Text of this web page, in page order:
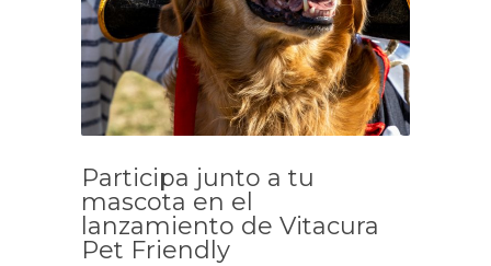
Participa junto a tu
mascota en el
lanzamiento de Vitacura
Pet Friendly